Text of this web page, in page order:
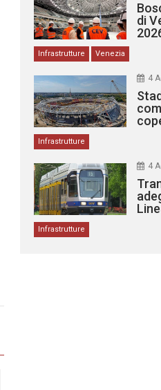
di
Infrastrutture Venezia
4
Infrastrutture
4
Infrastrutture